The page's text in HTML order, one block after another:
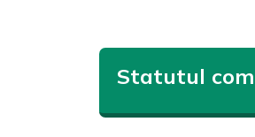
Statutul